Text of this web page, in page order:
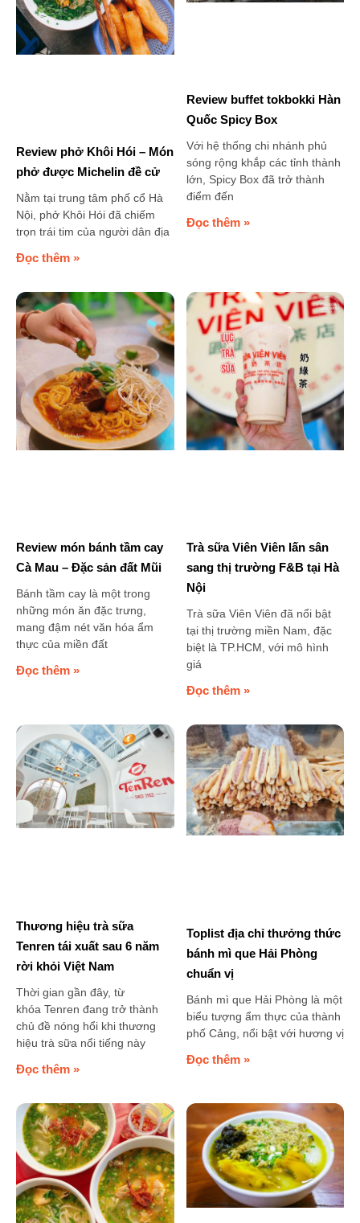
Review phở Khôi Hói – Món
phở được Michelin đề cử
Nằm tại trung tâm phố cổ Hà
Nội, phở Khôi Hói đã chiếm
trọn trái tim của người dân địa
Đọc thêm »
Review buffet tokbokki Hàn
Quốc Spicy Box
Với hệ thống chi nhánh phủ
sóng rộng khắp các tỉnh thành
lớn, Spicy Box đã trở thành
điểm đến
Đọc thêm »
Review món bánh tầm cay
Cà Mau – Đặc sản đất Mũi
Bánh tầm cay là một trong
những món ăn đặc trưng,
mang đậm nét văn hóa ẩm
thực của miền đất
Đọc thêm »
Trà sữa Viên Viên lấn sân
sang thị trường F&B tại Hà
Nội
Trà sữa Viên Viên đã nổi bật
tại thị trường miền Nam, đặc
biệt là TP.HCM, với mô hình
giá
Đọc thêm »
Thương hiệu trà sữa
Tenren tái xuất sau 6 năm
rời khỏi Việt Nam
Thời gian gần đây, từ
khóa Tenren đang trở thành
chủ đề nóng hổi khi thương
hiệu trà sữa nổi tiếng này
Đọc thêm »
Toplist địa chỉ thưởng thức
bánh mì que Hải Phòng
chuẩn vị
Bánh mì que Hải Phòng là một
biểu tượng ẩm thực của thành
phố Cảng, nổi bật với hương vị
Đọc thêm »